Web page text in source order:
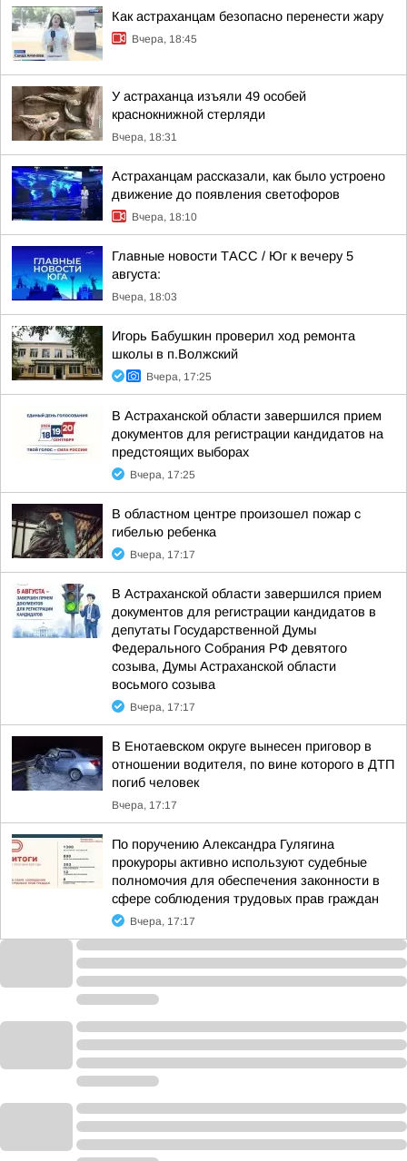
Как астраханцам безопасно перенести жару
Вчера, 18:45
У астраханца изъяли 49 особей
краснокнижной стерляди
Вчера, 18:31
Астраханцам рассказали, как было устроено
движение до появления светофоров
Вчера, 18:10
Главные новости ТАСС / Юг к вечеру 5
августа:
Вчера, 18:03
Игорь Бабушкин проверил ход ремонта
школы в п.Волжский
Вчера, 17:25
В Астраханской области завершился прием
документов для регистрации кандидатов на
предстоящих выборах
Вчера, 17:25
В областном центре произошел пожар с
гибелью ребенка
Вчера, 17:17
В Астраханской области завершился прием
документов для регистрации кандидатов в
депутаты Государственной Думы
Федерального Собрания РФ девятого
созыва, Думы Астраханской области
восьмого созыва
Вчера, 17:17
В Енотаевском округе вынесен приговор в
отношении водителя, по вине которого в ДТП
погиб человек
Вчера, 17:17
По поручению Александра Гулягина
прокуроры активно используют судебные
полномочия для обеспечения законности в
сфере соблюдения трудовых прав граждан
Вчера, 17:17